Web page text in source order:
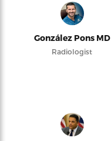
González Pons MD
Radiologist